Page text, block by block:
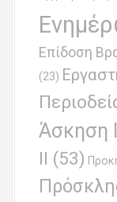
Επίδοση
(23)
Άσκηση Ι
ΙΙ (53)